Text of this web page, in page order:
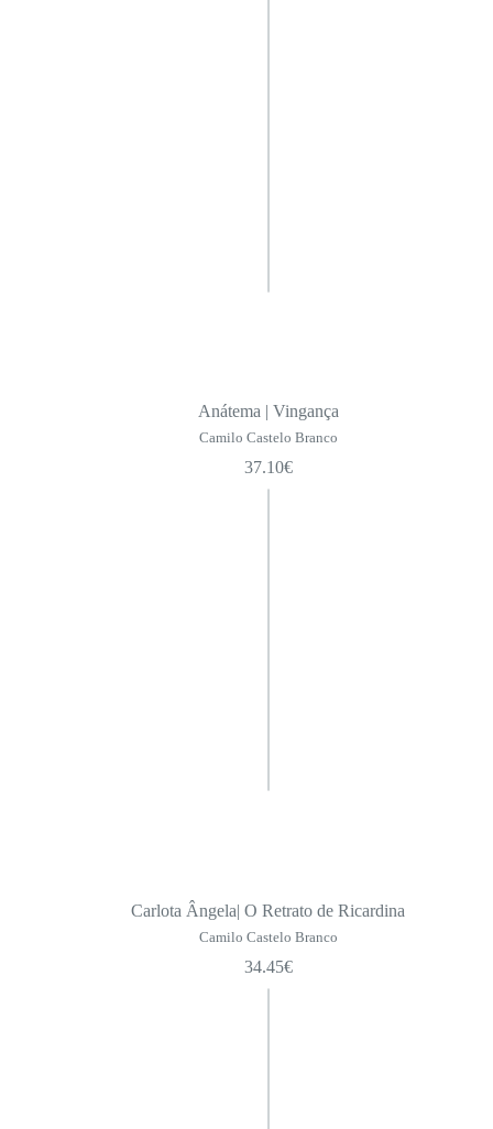
Anátema | Vingança
Camilo Castelo Branco
37.10€
Carlota Ângela| O Retrato de Ricardina
Camilo Castelo Branco
34.45€